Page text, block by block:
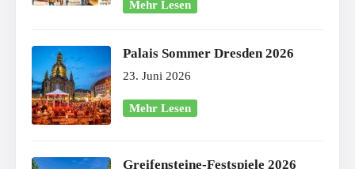
Mehr Lesen
Palais Sommer Dresden 2026
23. Juni 2026
Mehr Lesen
Greifensteine-Festspiele 2026